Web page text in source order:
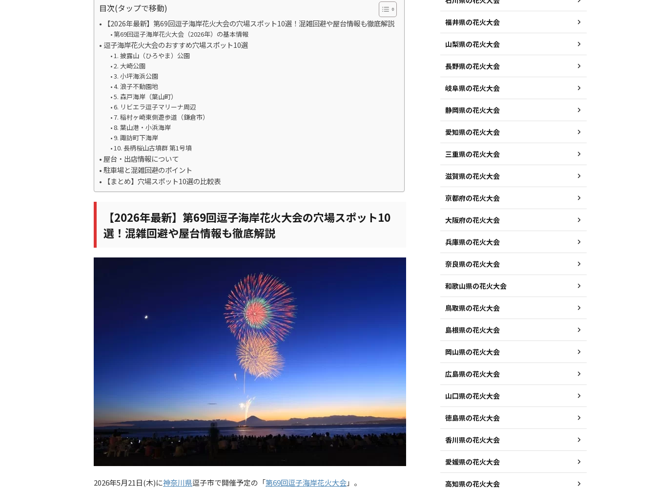
目次(タップで移動)
【2026年最新】第69回逗子海岸花火大会の穴場スポット10選！混雑回避や屋台情報も徹底解説
第69回逗子海岸花火大会（2026年）の基本情報
逗子海岸花火大会のおすすめ穴場スポット10選
1. 披露山（ひろやま）公園
2. 大崎公園
3. 小坪海浜公園
4. 浪子不動園地
5. 森戸海岸（葉山町）
6. リビエラ逗子マリーナ周辺
7. 稲村ヶ崎東側遊歩道（鎌倉市）
8. 葉山港・小浜海岸
9. 諏訪町下海岸
10. 長柄桜山古墳群 第1号墳
屋台・出店情報について
駐車場と混雑回避のポイント
【まとめ】穴場スポット10選の比較表
【2026年最新】第69回逗子海岸花火大会の穴場スポット10
選！混雑回避や屋台情報も徹底解説
2026年5月21日(木)に神奈川県逗子市で開催予定の「第69回逗子海岸花火大会」。
福井県の花火大会
山梨県の花火大会
長野県の花火大会
岐阜県の花火大会
静岡県の花火大会
愛知県の花火大会
三重県の花火大会
滋賀県の花火大会
京都府の花火大会
大阪府の花火大会
兵庫県の花火大会
奈良県の花火大会
和歌山県の花火大会
鳥取県の花火大会
島根県の花火大会
岡山県の花火大会
広島県の花火大会
山口県の花火大会
徳島県の花火大会
香川県の花火大会
愛媛県の花火大会
高知県の花火大会